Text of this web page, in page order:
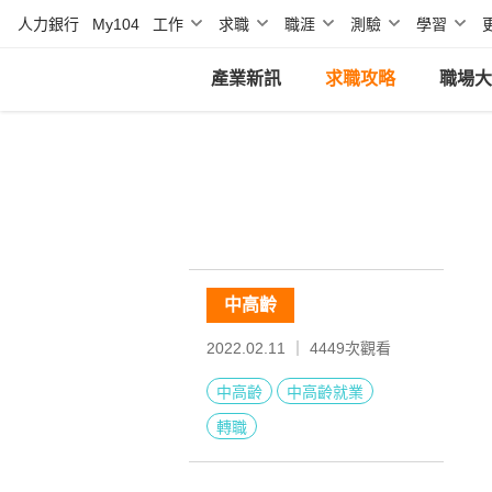
人力銀行 My104 工作 求職 職涯 測驗 學習
產業新訊 求職攻略 職場
中高齡
2022.02.11 ｜ 4449次觀看
中高齡
中高齡就業
轉職